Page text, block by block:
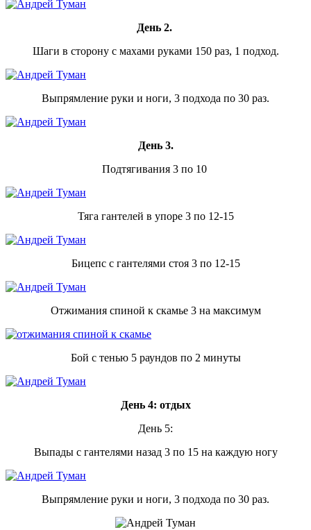
День 2.
Шаги в сторону с махами руками 150 раз, 1 подход.
Выпрямление руки и ноги, 3 подхода по 30 раз.
День 3.
Подтягивания 3 по 10
Тяга гантелей в упоре 3 по 12-15
Бицепс с гантелями стоя 3 по 12-15
Отжимания спиной к скамье 3 на максимум
Бой с тенью 5 раундов по 2 минуты
День 4: отдых
День 5:
Выпады с гантелями назад 3 по 15 на каждую ногу
Выпрямление руки и ноги, 3 подхода по 30 раз.